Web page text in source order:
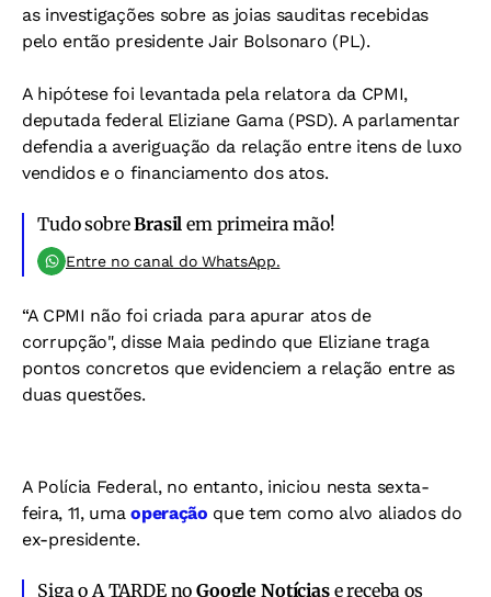
as investigações sobre as joias sauditas recebidas
pelo então presidente Jair Bolsonaro (PL).
A hipótese foi levantada pela relatora da CPMI,
deputada federal Eliziane Gama (PSD). A parlamentar
defendia a averiguação da relação entre itens de luxo
vendidos e o financiamento dos atos.
Tudo sobreBrasil em primeira mão!
Entre no canal do WhatsApp.
“A CPMI não foi criada para apurar atos de
corrupção", disse Maia pedindo que Eliziane traga
pontos concretos que evidenciem a relação entre as
duas questões.
A Polícia Federal, no entanto, iniciou nesta sexta-
feira, 11, umaoperação que tem como alvo aliados do
ex-presidente.
Siga o A TARDE noGoogle Notíciase receba os